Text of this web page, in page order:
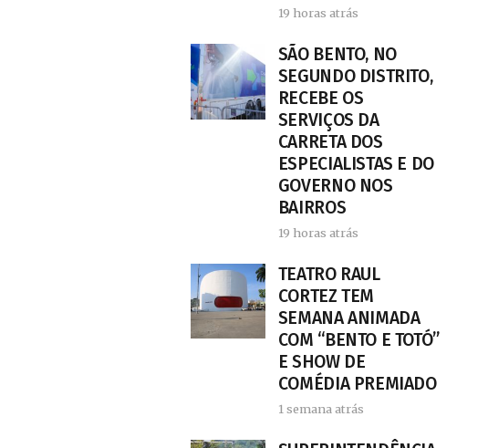
19 horas atrás
SÃO BENTO, NO
SEGUNDO DISTRITO,
RECEBE OS
SERVIÇOS DA
CARRETA DOS
ESPECIALISTAS E DO
GOVERNO NOS
BAIRROS
19 horas atrás
TEATRO RAUL
CORTEZ TEM
SEMANA ANIMADA
COM “BENTO E TOTÓ”
E SHOW DE
COMÉDIA PREMIADO
1 semana atrás